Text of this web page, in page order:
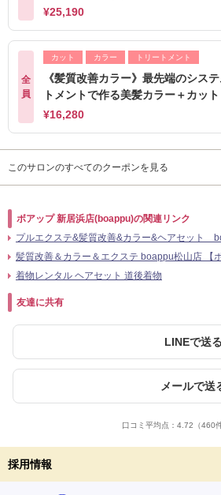
¥25,190
全
員
カット カラー トリートメント
《髪質改善カラー》最先端のシス
トメントで作る美髪カラー＋カット
¥16,280
このサロンのすべてのクーポンを見る
ボアップ 新居浜店(boappu)の関連リンク
プルエクステ&髪質改善&カラー&ヘアセット
髪質改善＆カラー＆エクステ boappu松山店 【ボ
着物レンタル ヘアセット 道後着物
友達に共有
LINEで送る
メールで送
口コミ平均点： 4.72 （460
採用情報